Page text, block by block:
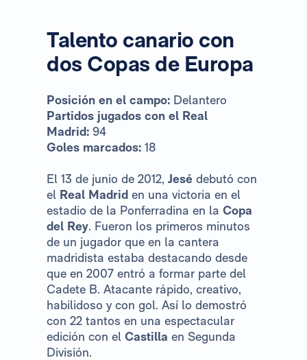
Talento canario con
dos Copas de Europa
Posición en el campo: Delantero
Partidos jugados con el Real
Madrid: 94
Goles marcados: 18
El 13 de junio de 2012, Jesé debutó con
el Real Madrid en una victoria en el
estadio de la Ponferradina en la Copa
del Rey. Fueron los primeros minutos
de un jugador que en la cantera
madridista estaba destacando desde
que en 2007 entró a formar parte del
Cadete B. Atacante rápido, creativo,
habilidoso y con gol. Así lo demostró
con 22 tantos en una espectacular
edición con el Castilla en Segunda
División.